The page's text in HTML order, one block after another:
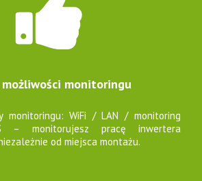
możliwości monitoringu
monitoringu: WiFi / LAN / monitoring
– monitorujesz pracę inwertera
od miejsca montażu.